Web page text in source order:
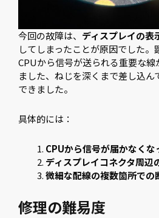
今回の故障は、 ディスプレイの表
してしまったことが原因でした。
CPUから信号が送られる重要な線
ました、ねじを深くまで差し込ん
できました。
具体的には：
CPUから信号が届かなくな
ディスプレイコネクタ周辺
微細な配線の複数箇所での
修理の難易度